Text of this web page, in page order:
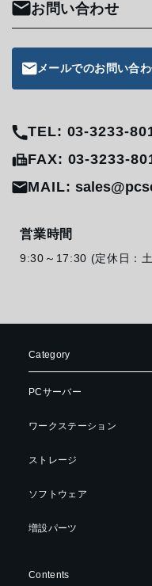
お問い合わせ
メールでのお問い合
TEL: 03-3233-
FAX: 03-3233-
MAIL:
営業時間
9:30～17:30 (定休日：
Category
PCサーバー
ワークステーション
ストレージ
ソフトウェア
増設パーツ
Contents